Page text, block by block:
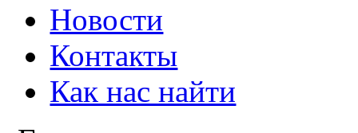
Новости
Контакты
Как нас найти